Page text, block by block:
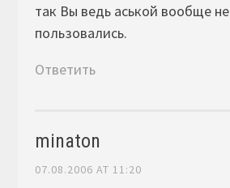
так Вы ведь аськой вообще не
пользовались.
Ответить
minaton
07.08.2006 AT 11:20